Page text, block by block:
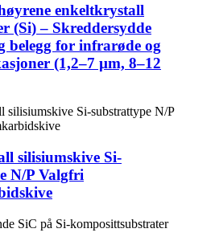
enkeltkrystall
(Si) – Skreddersydde
belegg for infrarøde og
(1,2–7 µm, 8–12
silisiumskive Si-
N/P Valgfri